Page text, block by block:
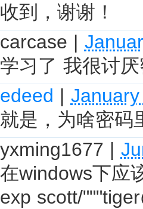
收到，谢谢！
carcase |
学习了 我很讨
edeed |
就是，为啥密码
yxming1677 |
在windows下应
exp scott/